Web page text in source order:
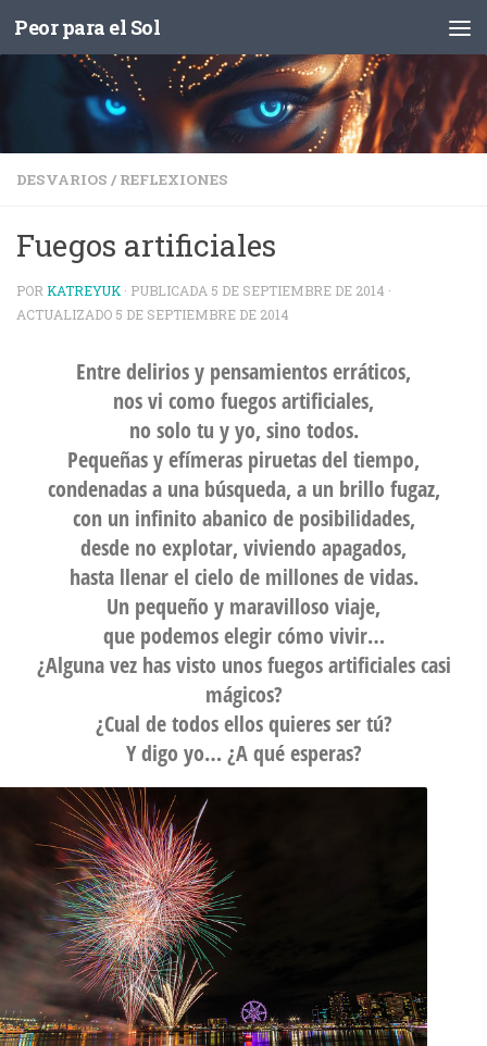
Saltar al contenido
Peor para el Sol
DESVARIOS / REFLEXIONES
Fuegos artificiales
POR KATREYUK · PUBLICADA 5 DE SEPTIEMBRE DE 2014 ·
ACTUALIZADO 5 DE SEPTIEMBRE DE 2014
Entre delirios y pensamientos erráticos,
nos vi como fuegos artificiales,
no solo tu y yo, sino todos.
Pequeñas y efímeras piruetas del tiempo,
condenadas a una búsqueda, a un brillo fugaz,
con un infinito abanico de posibilidades,
desde no explotar, viviendo apagados,
hasta llenar el cielo de millones de vidas.
Un pequeño y maravilloso viaje,
que podemos elegir cómo vivir…
¿Alguna vez has visto unos fuegos artificiales casi
mágicos?
¿Cual de todos ellos quieres ser tú?
Y digo yo… ¿A qué esperas?